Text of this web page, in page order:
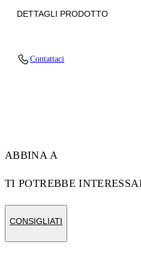
DETTAGLI PRODOTTO
Outsole: 100% Rubber, Lining:
Contattaci
ABBINA A
TI POTREBBE
CONSIGLIATI